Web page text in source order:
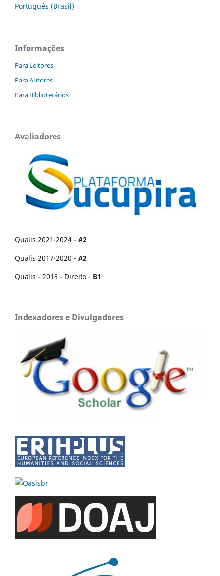
Português (Brasil)
Informações
Para Leitores
Para Autores
Para Bibliotecários
Avaliadores
Qualis 2021-2024 - A2
Qualis 2017-2020 - A2
Qualis - 2016 - Direito - B1
Indexadores e Divulgadores